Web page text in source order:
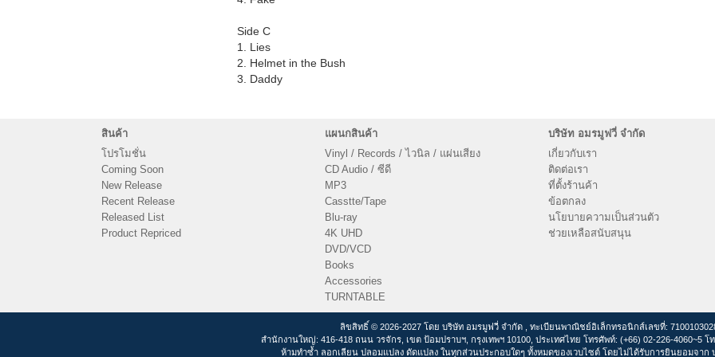
Side C
1. Lies
2. Helmet in the Bush
3. Daddy
สินค้า
โปรโมชั่น
Coming Soon
New Release
Recent Release
Released List
Product Repriced
แผนกสินค้า
Vinyl / Records / ไวนิล / แผ่นเสียง
CD Audio / ซีดี
MP3
Casstte/Tape
Blu-ray
4K UHD
DVD/VCD
Books
Accessories
TURNTABLE
บริษัท อมรมูฟวี่ จำกัด
เกี่ยวกับเรา
ติดต่อเรา
ที่ตั้งร้านค้า
ข้อตกลง
นโยบายความเป็นส่วนตัว
ช่วยเหลือสนับสนุน
ลิขสิทธิ์ © 2026-2027 โดย บริษัท อมรมูฟวี่ จำกัด , ทะเบียนพาณิชย์อิเล็กทรอนิกส์เลขที่:
สำนักงานใหญ่: 416-418 ถนน วรจักร, เขต ป้อมปราบฯ, กรุงเทพฯ 10100, ประเทศไทย โทรศัพท์: (+66) 02-226-4060~5 โ
ห้ามทำซ้ำ ลอกเลียน ปลอมแปลง ดัดแปลง ในทุกส่วนประกอบใดๆ ทั้งหมดของเวบไซต์ โดยไม่ได้รับการยินยอมจาก